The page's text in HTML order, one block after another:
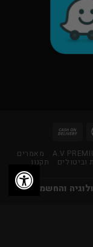
A.V מאמרים
וביטולים תקנון
והחשמל